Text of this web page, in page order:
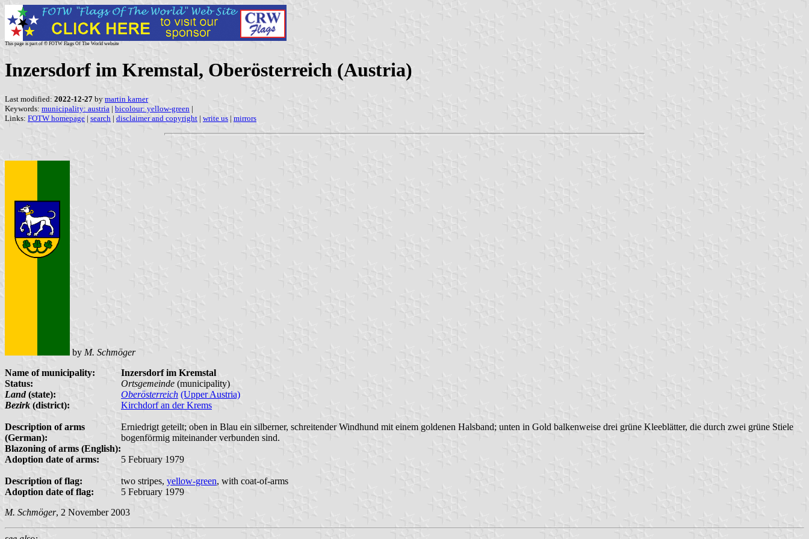
This page is part of © FOTW Flags Of The World website
Inzersdorf im Kremstal, Oberösterreich (Austria)
Last modified: 2022-12-27 by martin karner
Keywords: municipality: austria | bicolour: yellow-green |
Links: FOTW homepage | search | disclaimer and copyright | write us | mirrors
by M. Schmöger
Name of municipality:
Inzersdorf im Kremstal
Status:
Ortsgemeinde (municipality)
Land(state): Oberösterreich (Upper Austria)
Bezirk (district): Kirchdorf an der Krems
Description of arms
(German):
Erniedrigt geteilt; oben in Blau ein silberner, schreitender Windhund mit einem goldenen Halsband; unten in Gold balkenweise drei grüne Kleeblätter, die durch zwei grüne Stiele
bogenförmig miteinander verbunden sind.
Blazoning of arms (English):
Adoption date of arms:
5 February 1979
Description of flag: two stripes, yellow-green, with coat-of-arms
Adoption date of flag:
5 February 1979
M. Schmöger, 2 November 2003